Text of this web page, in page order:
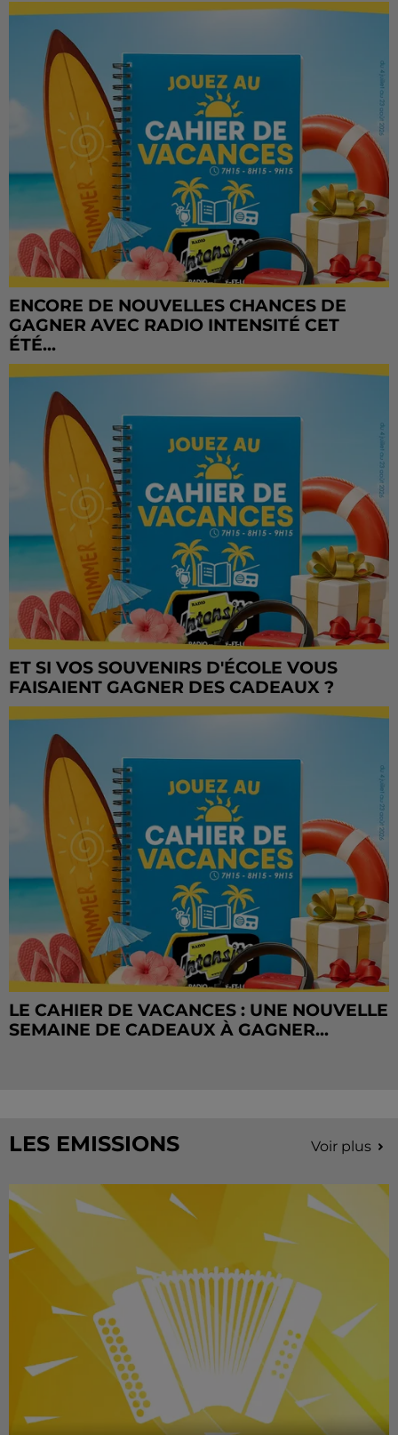
ENCORE DE NOUVELLES CHANCES DE
GAGNER AVEC RADIO INTENSITÉ CET
ÉTÉ...
ET SI VOS SOUVENIRS D'ÉCOLE VOUS
FAISAIENT GAGNER DES CADEAUX ?
LE CAHIER DE VACANCES : UNE NOUVELLE
SEMAINE DE CADEAUX À GAGNER...
LES EMISSIONS Voir plus